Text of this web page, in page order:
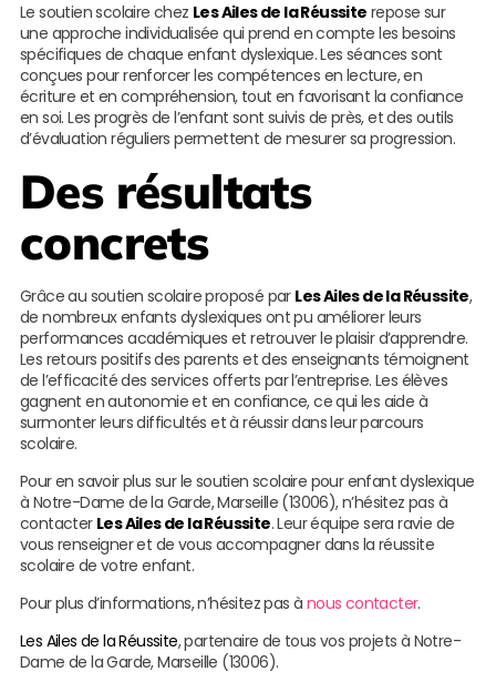
Le soutien scolaire chez Les Ailes de la Réussite repose sur
une approche individualisée qui prend en compte les besoins
spécifiques de chaque enfant dyslexique. Les séances sont
conçues pour renforcer les compétences en lecture, en
écriture et en compréhension, tout en favorisant la confiance
en soi. Les progrès de l’enfant sont suivis de près, et des outils
d’évaluation réguliers permettent de mesurer sa progression.
Des résultats
concrets
Grâce au soutien scolaire proposé par Les Ailes de la Réussite,
de nombreux enfants dyslexiques ont pu améliorer leurs
performances académiques et retrouver le plaisir d’apprendre.
Les retours positifs des parents et des enseignants témoignent
de l’efficacité des services offerts par l’entreprise. Les élèves
gagnent en autonomie et en confiance, ce qui les aide à
surmonter leurs difficultés et à réussir dans leur parcours
scolaire.
Pour en savoir plus sur le soutien scolaire pour enfant dyslexique
à Notre-Dame de la Garde, Marseille (13006), n’hésitez pas à
contacter Les Ailes de la Réussite. Leur équipe sera ravie de
vous renseigner et de vous accompagner dans la réussite
scolaire de votre enfant.
Pour plus d’informations, n’hésitez pas à nous contacter.
Les Ailes de la Réussite, partenaire de tous vos projets à Notre-
Dame de la Garde, Marseille (13006).